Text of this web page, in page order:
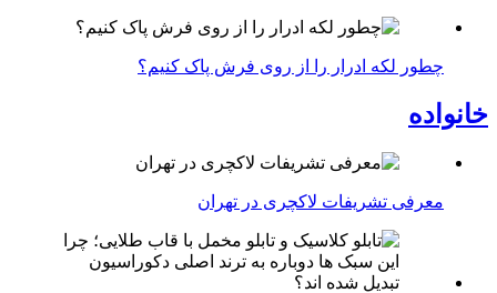
چطور لکه ادرار را از روی فرش پاک کنیم؟
خانواده
معرفی تشریفات لاکچری در تهران